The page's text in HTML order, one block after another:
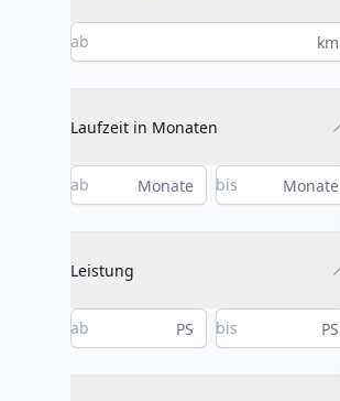
km
Laufzeit in Monaten
Monate Monate
Leistung
PS PS